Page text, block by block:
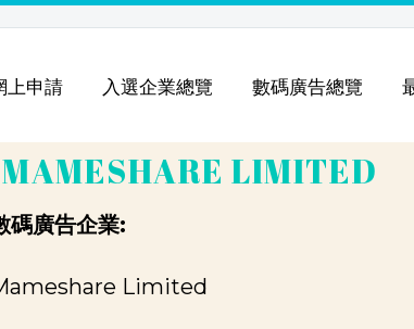
上申請 入選企業總覽 數碼廣告總覽
MAMESHARE LIMITED
碼廣告企業:
Limited